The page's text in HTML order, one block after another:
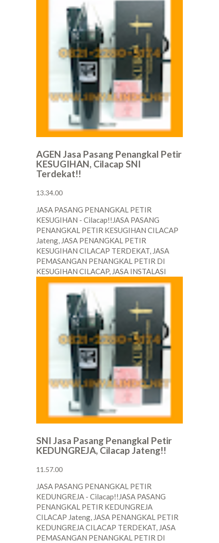
AGEN Jasa Pasang Penangkal Petir
KESUGIHAN, Cilacap SNI
Terdekat!!
13.34.00
JASA PASANG PENANGKAL PETIR
KESUGIHAN - Cilacap!!JASA PASANG
PENANGKAL PETIR KESUGIHAN CILACAP
Jateng, JASA PENANGKAL PETIR
KESUGIHAN CILACAP TERDEKAT, JASA
PEMASANGAN PENANGKAL PETIR DI
KESUGIHAN CILACAP, JASA INSTALASI
SNI Jasa Pasang Penangkal Petir
KEDUNGREJA, Cilacap Jateng!!
11.57.00
JASA PASANG PENANGKAL PETIR
KEDUNGREJA - Cilacap!!JASA PASANG
PENANGKAL PETIR KEDUNGREJA
CILACAP Jateng, JASA PENANGKAL PETIR
KEDUNGREJA CILACAP TERDEKAT, JASA
PEMASANGAN PENANGKAL PETIR DI